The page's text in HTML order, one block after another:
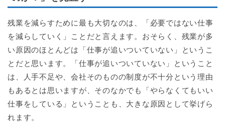
残業を減らすために最も大切なのは、「必要ではない仕事
を減らしていく」ことだと言えます。おそらく、残業が多
い原因のほとんどは「仕事が追いついていない」というこ
とだと思います。「仕事が追いついていない」ということ
は、人手不足や、会社そのものの制度が不十分という理由
もあるとは思いますが、そのなかでも「やらなくてもいい
仕事をしている」ということも、大きな原因として挙げら
れます。